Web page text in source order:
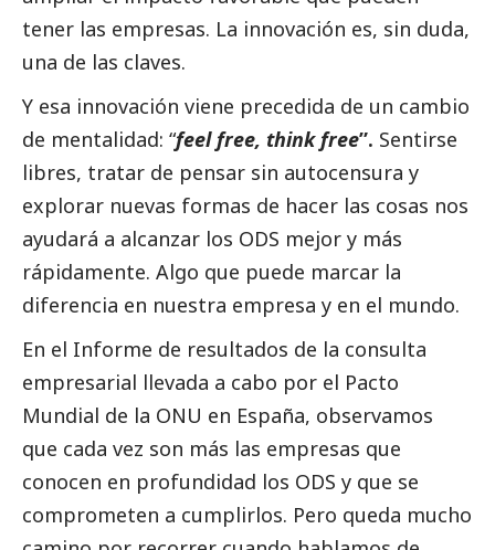
tener las empresas. La innovación es, sin duda,
una de las claves.
Y esa innovación viene precedida de un cambio
de mentalidad: “feel free, think free”. Sentirse
libres, tratar de pensar sin autocensura y
explorar nuevas formas de hacer las cosas nos
ayudará a alcanzar los ODS mejor y más
rápidamente. Algo que puede marcar la
diferencia en nuestra empresa y en el mundo.
En el Informe de resultados de la consulta
empresarial llevada a cabo por el Pacto
Mundial de la ONU en España, observamos
que cada vez son más las empresas que
conocen en profundidad los ODS y que se
comprometen a cumplirlos. Pero queda mucho